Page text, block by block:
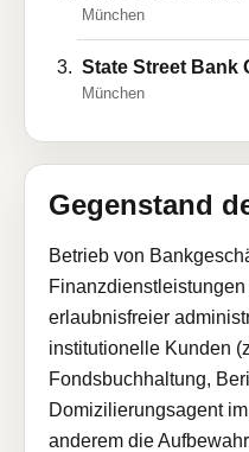
München
State Street Bank
München
Gegenstand
Betrieb von
erlaubnisfreier
institutionelle Kunden
Fondsbuchhaltung,
Domizilierungsagent
anderem die